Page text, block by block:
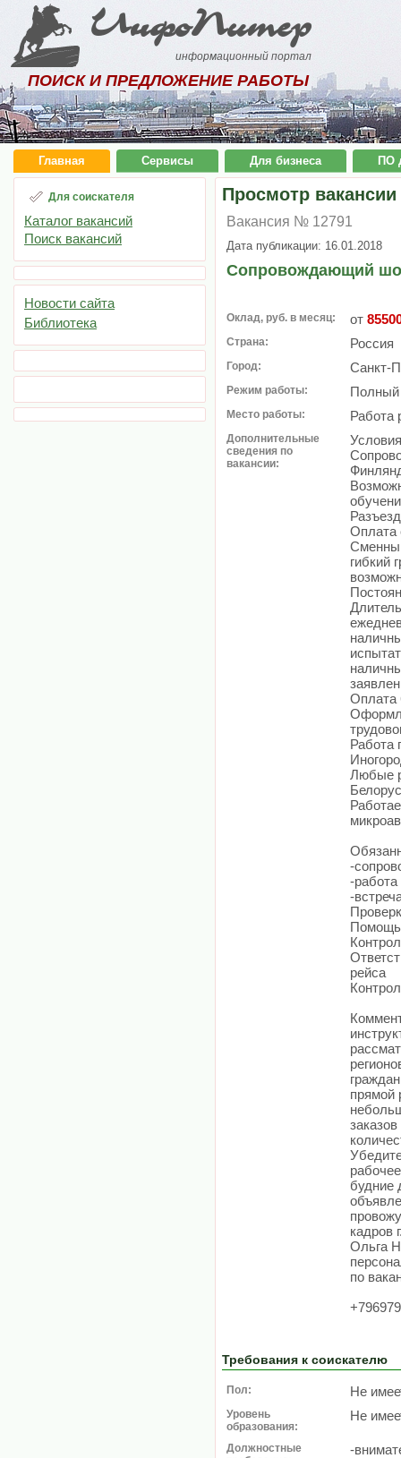
ИнфоПитер
информационный портал
ПОИСК И ПРЕДЛОЖЕНИЕ РАБОТЫ
Главная Сервисы Для бизнеса ПО
Для соискателя
Каталог вакансий
Поиск вакансий
Новости сайта
Библиотека
Просмотр вакансии
Вакансия № 12791
Дата публикации: 16.01.2018
Сопровождающий
Оклад, руб. в месяц: от
Страна: Россия
Город: Санкт-
Режим работы: Полный
Место работы: Работа
Дополнительные
сведения по
вакансии:
Оплата
гибкий
Оплата
Работа
Любые
-
-
-
Помощь
рейса
граждан
прямой
будние
кадров
Ольга
по
Требования к соискателю
Пол: Не
Уровень
образования:
Не
Должностные
-